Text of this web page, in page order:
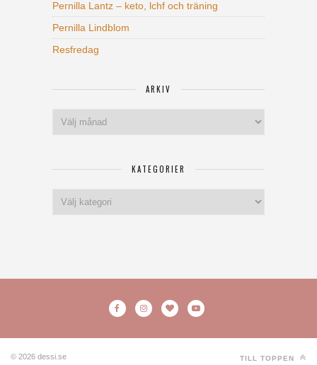
Pernilla Lantz – keto, lchf och träning
Pernilla Lindblom
Resfredag
ARKIV
KATEGORIER
© 2026 dessi.se TILL TOPPEN